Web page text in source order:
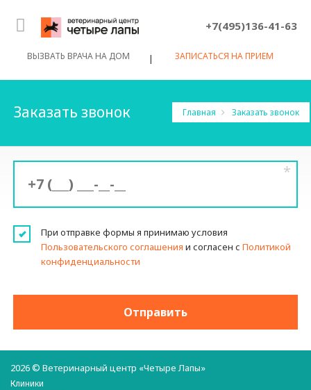
+7(495)136-41-63
ВЫЗВАТЬ ВРАЧА НА ДОМ | ЗАПИСАТЬСЯ НА ПРИЕМ
Заказать звонок Главная Заказать звонок
*
При отправке формы я принимаю условия
Пользовательского соглашения и согласен сПолитикой
конфиденциальности
2026 © Ветеринарный центр «Четыре Лапы»
Клиники